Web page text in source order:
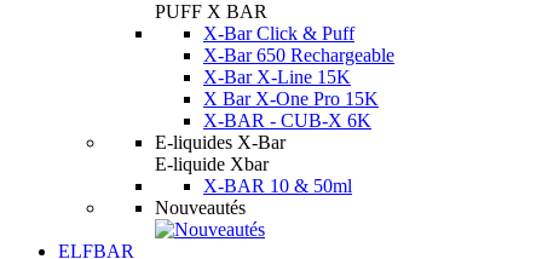
PUFF X BAR
X-Bar Click & Puff
X-Bar 650 Rechargeable
X-Bar X-Line 15K
X Bar X-One Pro 15K
X-BAR - CUB-X 6K
E-liquides X-Bar
E-liquide Xbar
X-BAR 10 & 50ml
Nouveautés
ELFBAR